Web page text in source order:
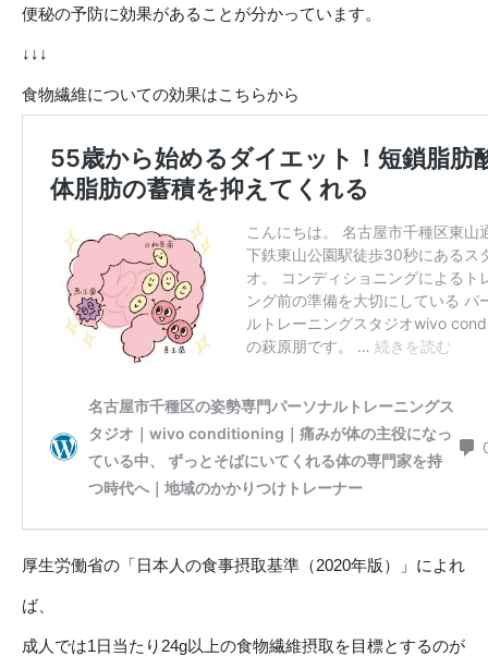
便秘の予防に効果があることが分かっています。
↓↓↓
食物繊維についての効果はこちらから
厚生労働省の「日本人の食事摂取基準（2020年版）」によれ
ば、
成人では1日当たり24g以上の食物繊維摂取を目標とするのが